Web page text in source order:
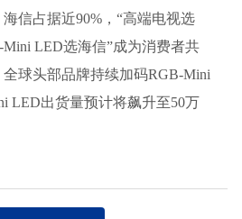
信占据近90%，“高端电视选
LED选海信”成为消费者共
球头部品牌持续加码RGB-Mini
LED出货量预计将飙升至50万